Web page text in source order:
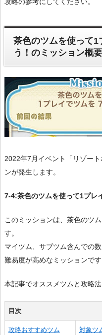
茶色のツムを使って1
う！のミッション概要
2022年7月イベント「リゾー
ンが発生します。
7-4:茶色のツムを使って1プレ
このミッションは、茶色のツ
す。
マイツム、サブツム含んでの
難易度が高めなミッションです
本記事でオススメツムと攻略法
目次
攻略おすすめツム 対象ツ